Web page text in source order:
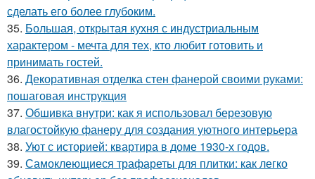
сделать его более глубоким.
35. Большая, открытая кухня с индустриальным
характером - мечта для тех, кто любит готовить и
принимать гостей.
36. Декоративная отделка стен фанерой своими руками:
пошаговая инструкция
37. Обшивка внутри: как я использовал березовую
влагостойкую фанеру для создания уютного интерьера
38. Уют с историей: квартира в доме 1930-х годов.
39. Самоклеющиеся трафареты для плитки: как легко